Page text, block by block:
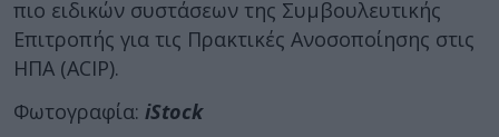
πιο ειδικών συστάσεων της Συμβουλευτικής
Επιτροπής για τις Πρακτικές Ανοσοποίησης στις
ΗΠΑ (ACIP).
Φωτογραφία: iStock